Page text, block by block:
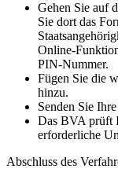
Gehen Sie auf
Sie dort das
Online-
PIN-Nummer.
Fügen Sie die
hinzu.
Senden Sie
Das BVA prüft
erforderliche
Abschluss des